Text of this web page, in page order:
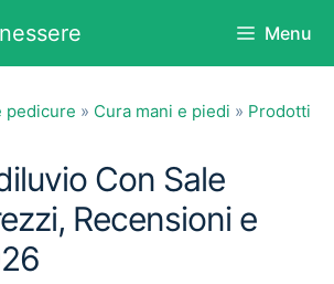
Menu
pedicure » Cura mani e piedi » Prodotti
Con Sale
Recensioni e